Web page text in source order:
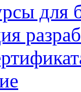
для